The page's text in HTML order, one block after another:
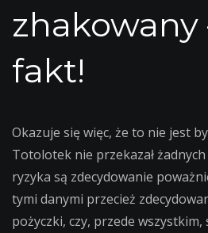
zhakowany
fakt!
Okazuje się więc, że to nie jest
Totolotek nie przekazał
ryzyka są zdecydowanie
tymi danymi przecież
pożyczki, czy, przede